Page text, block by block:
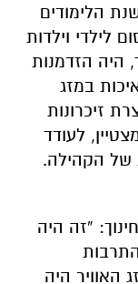
הלימודים
לילדי וילדות
היה הזדמנות
במזג
זיכרונות
לעודד
של הקהילה.
“זה היה
האוויר היה